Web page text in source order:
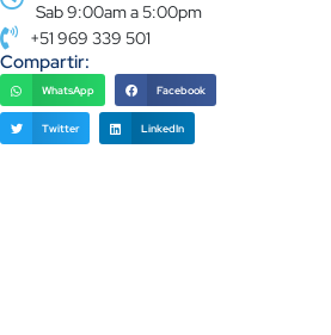
Sab 9:00am a 5:00pm
+51 969 339 501
Compartir:
WhatsApp Facebook
Twitter LinkedIn